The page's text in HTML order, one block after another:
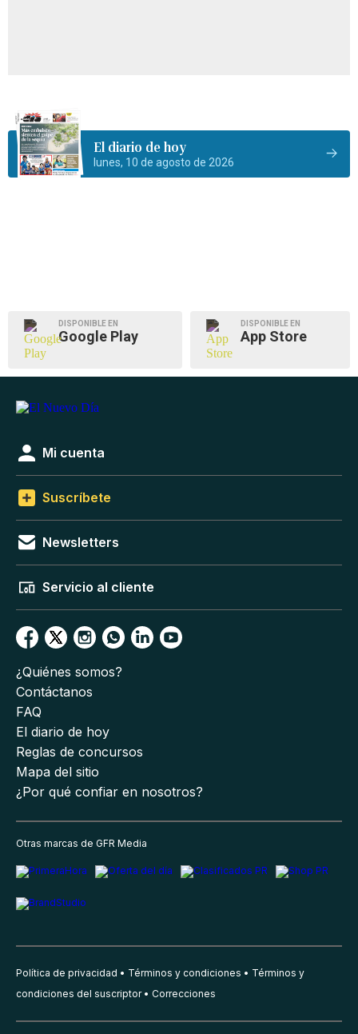
El diario de hoy
lunes, 10 de agosto de 2026
DISPONIBLE EN
Google Play
DISPONIBLE EN
App Store
Mi cuenta
Suscríbete
Newsletters
Servicio al cliente
¿Quiénes somos?
Contáctanos
FAQ
El diario de hoy
Reglas de concursos
Mapa del sitio
¿Por qué confiar en nosotros?
Otras marcas de GFR Media
Política de privacidad Términos y condiciones
Términos y
condiciones del suscriptor
Correcciones